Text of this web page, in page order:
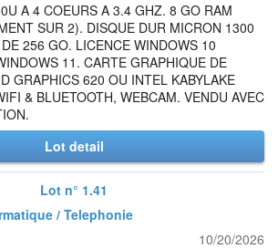
A 4 COEURS A 3.4 GHZ. 8 GO RAM
SUR 2). DISQUE DUR MICRON 1300
256 GO. LICENCE WINDOWS 10
11. CARTE GRAPHIQUE DE
GRAPHICS 620 OU INTEL KABYLAKE
& BLUETOOTH, WEBCAM. VENDU AVEC
Lot detail
Lot n° 1.41
/ Telephonie
10/20/2026